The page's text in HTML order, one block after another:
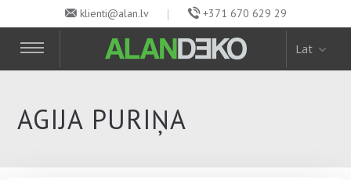
klienti@alan.lv +371 670 629 29
Lat
AGIJA PURIŅA